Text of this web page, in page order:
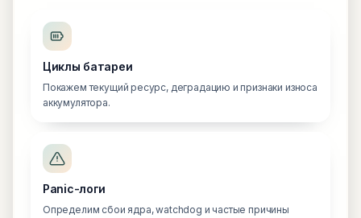
Циклы батареи
Покажем текущий ресурс, деградацию и признаки износа
аккумулятора.
Panic-логи
Определим сбои ядра, watchdog и частые причины